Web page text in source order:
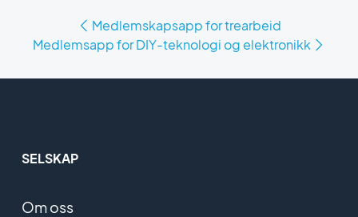
Medlemskapsapp for trearbeid
Medlemsapp for DIY-teknologi og elektronikk
SELSKAP
Om oss